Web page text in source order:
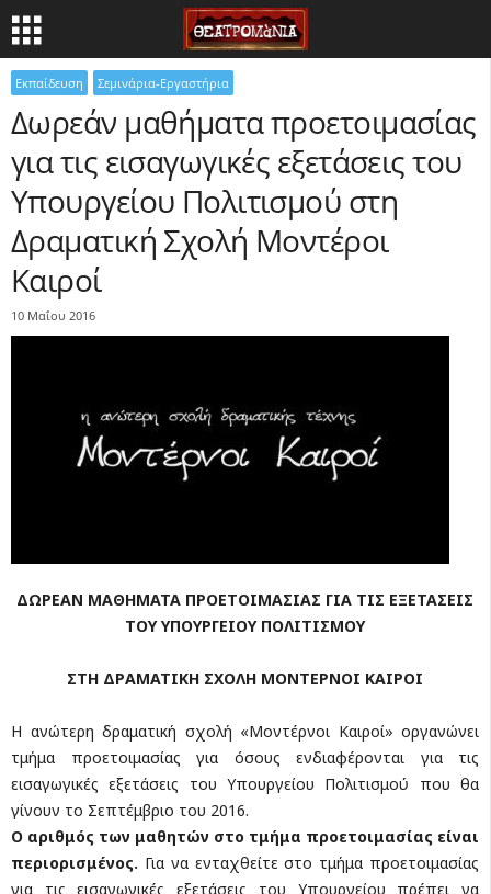
Εκπαίδευση Σεμινάρια-Εργαστήρια
Δωρεάν μαθήματα προετοιμασίας
για τις εισαγωγικές εξετάσεις του
Υπουργείου Πολιτισμού στη
Δραματική Σχολή Μοντέροι
Καιροί
10 Μαΐου 2016
ΔΩΡΕΑΝ ΜΑΘΗΜΑΤΑ ΠΡΟΕΤΟΙΜΑΣΙΑΣ ΓΙΑ ΤΙΣ ΕΞΕΤΑΣΕΙΣ
ΤΟΥ ΥΠΟΥΡΓΕΙΟΥ ΠΟΛΙΤΙΣΜΟΥ
ΣΤΗ ΔΡΑΜΑΤΙΚΗ ΣΧΟΛΗ ΜΟΝΤΕΡΝΟΙ ΚΑΙΡΟΙ
Η ανώτερη δραματική σχολή «Μοντέρνοι Καιροί» οργανώνει
τμήμα προετοιμασίας για όσους ενδιαφέρονται για τις
εισαγωγικές εξετάσεις του Υπουργείου Πολιτισμού που θα
γίνουν το Σεπτέμβριο του 2016.
Ο αριθμός των μαθητών στο τμήμα προετοιμασίας είναι
περιορισμένος. Για να ενταχθείτε στο τμήμα προετοιμασίας
για τις εισαγωγικές εξετάσεις του Υπουργείου πρέπει να